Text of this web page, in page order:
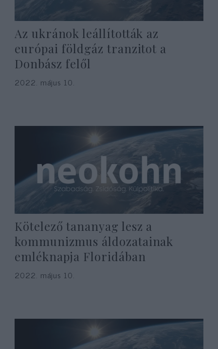
Az ukránok leállították az
európai földgáz tranzitot a
Donbász felől
2022. május 10.
Kötelező tananyag lesz a
kommunizmus áldozatainak
emléknapja Floridában
2022. május 10.